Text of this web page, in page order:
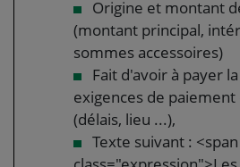
Origine et montant
(montant principal,
sommes accessoires)
Fait d'avoir à payer
exigences de
(délais, lieu ...),
Texte suivant : <span